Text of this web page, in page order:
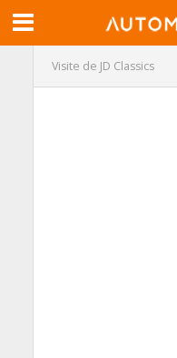
Visite de JD Classics